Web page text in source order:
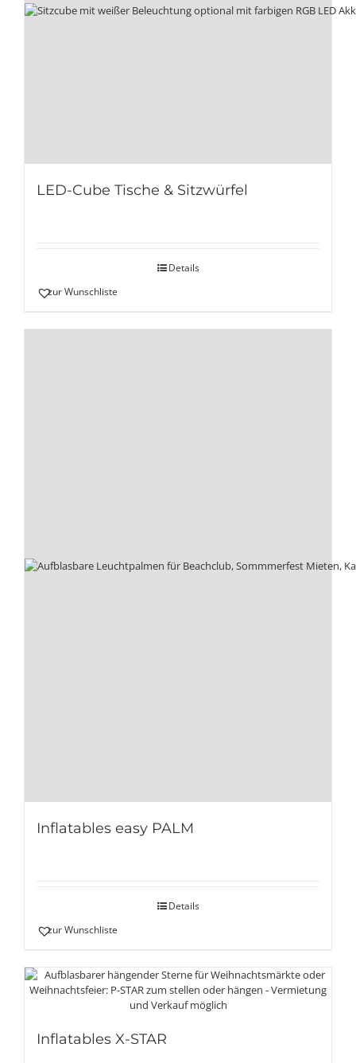
LED-Cube Tische & Sitzwürfel
Details
zur Wunschliste
Inflatables easy PALM
Details
zur Wunschliste
Inflatables X-STAR